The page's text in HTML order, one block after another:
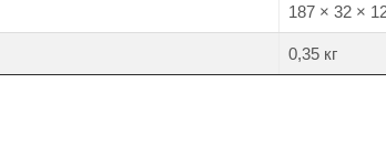
187 × 32 ×
0,35 кг